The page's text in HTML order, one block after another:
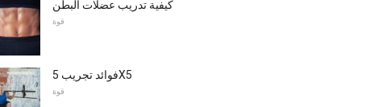
كيفية تدريب عضلات البطن
قوة
فوائد تجريب 5X5
قوة